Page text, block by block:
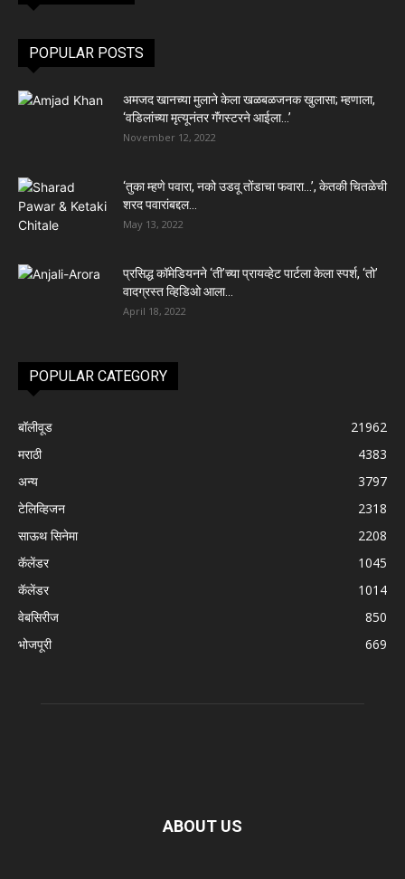
POPULAR POSTS
अमजद खानच्या मुलाने केला खळबळजनक खुलासा; म्हणाला,
‘वडिलांच्या मृत्यूनंतर गॅंगस्टरने आईला…’
November 12, 2022
‘तुका म्हणे पवारा, नको उडवू तोंडाचा फवारा…’, केतकी चितळेची
शरद पवारांबद्दल...
May 13, 2022
प्रसिद्ध कॉमेडियनने ‘ती’च्या प्रायव्हेट पार्टला केला स्पर्श, ‘तो’
वादग्रस्त व्हिडिओ आला...
April 18, 2022
POPULAR CATEGORY
बॉलीवूड
21962
मराठी
4383
अन्य
3797
टेलिव्हिजन
2318
साऊथ सिनेमा
2208
कॅलेंडर
1045
कॅलेंडर
1014
वेबसिरीज
850
भोजपूरी
669
ABOUT US